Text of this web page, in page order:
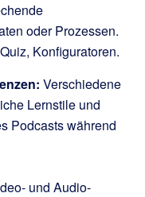
oder Prozessen.
Konfiguratoren.
Verschiedene
Lernstile und
Podcasts während
und Audio-